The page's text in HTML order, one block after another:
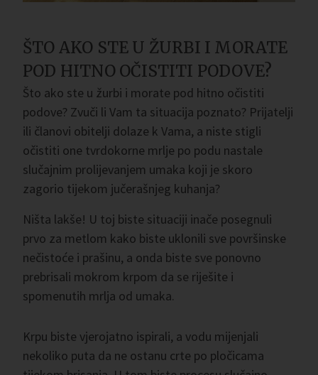
ŠTO AKO STE U ŽURBI I MORATE
POD HITNO OČISTITI PODOVE?
Što ako ste u žurbi i morate pod hitno očistiti
podove? Zvuči li Vam ta situacija poznato? Prijatelji
ili članovi obitelji dolaze k Vama, a niste stigli
očistiti one tvrdokorne mrlje po podu nastale
slučajnim prolijevanjem umaka koji je skoro
zagorio tijekom jučerašnjeg kuhanja?
Ništa lakše! U toj biste situaciji inače posegnuli
prvo za metlom kako biste uklonili sve površinske
nečistoće i prašinu, a onda biste sve ponovno
prebrisali mokrom krpom da se riješite i
spomenutih mrlja od umaka.
Krpu biste vjerojatno ispirali, a vodu mijenjali
nekoliko puta da ne ostanu crte po pločicama